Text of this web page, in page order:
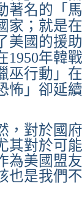
著名的「
家；就是
美國的援
1950年韓
巫行動」在
怖」卻延
，對於國
其對於可
為美國盟
也是我們